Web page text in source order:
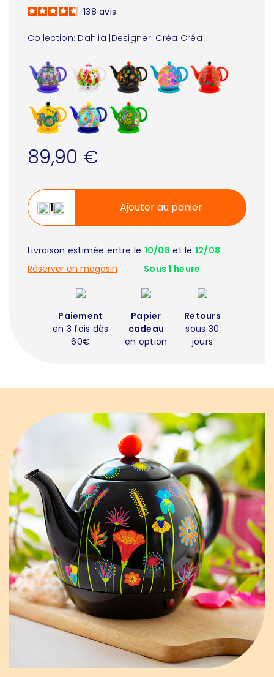
Collection: Dahlia Designer: Créa Créa
138avis
89,90 €
Ajouter au panier
Livraison estimée entre le 10/08 et le 12/08
Réserver en magasin
Sous 1 heure
Paiement
en 3 fois dès
60€
Papier
cadeau
en option
Retours
sous 30
jours